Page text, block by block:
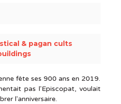
& pagan cults
fête ses 900 ans en 2019.
pas l'Episcopat, voulait
l'anniversaire.